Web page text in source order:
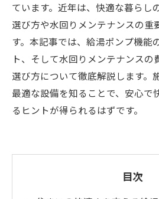
ています。近年は、快適な暮らし
選び方や水回りメンテナンスの重
す。本記事では、給湯ポンプ機能
ト、そして水回りメンテナンスの
選び方について徹底解説します。
最適な設備を知ることで、安心で
るヒントが得られるはずです。
目次